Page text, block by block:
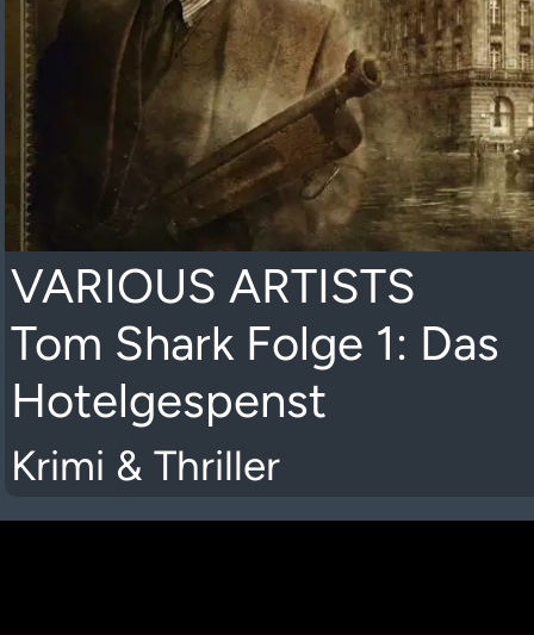
VARIOUS ARTISTS
Tom Shark Folge 1: Das
Hotelgespenst
Krimi & Thriller